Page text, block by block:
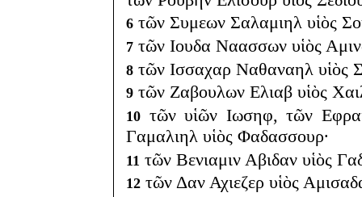
6 τῶν Συμεων Σαλαμιηλ υἱὸς
7 τῶν Ιουδα Ναασσων υἱὸς
8 τῶν Ισσαχαρ Ναθαναηλ υἱὸς
9 τῶν Ζαβουλων Ελιαβ υἱὸς
10 τῶν υἱῶν Ιωσηφ, τῶν
Γαμαλιηλ υἱὸς Φαδασσουρ·
11 τῶν Βενιαμιν Αβιδαν υἱὸς
12 τῶν Δαν Αχιεζερ υἱὸς